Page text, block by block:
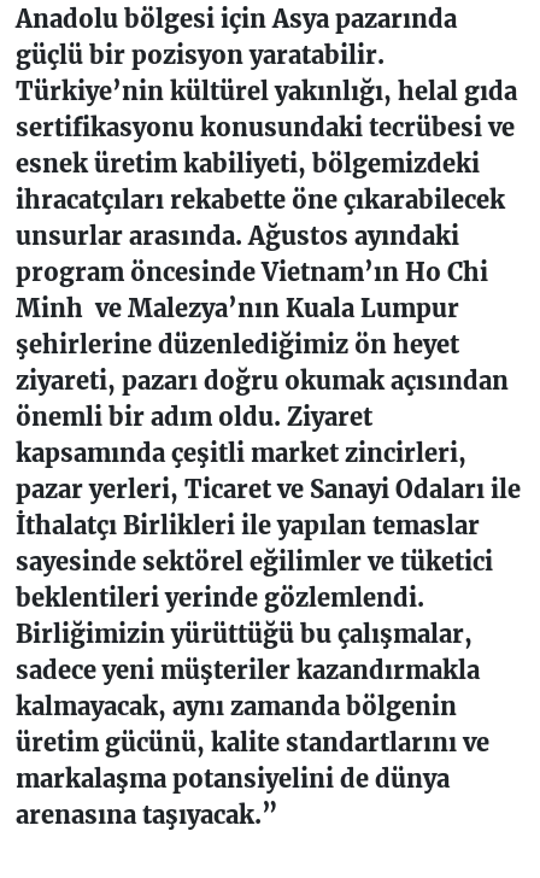
Anadolu bölgesi için Asya pazarında
güçlü bir pozisyon yaratabilir.
Türkiye’nin kültürel yakınlığı, helal gıda
sertifikasyonu konusundaki tecrübesi ve
esnek üretim kabiliyeti, bölgemizdeki
ihracatçıları rekabette öne çıkarabilecek
unsurlar arasında. Ağustos ayındaki
program öncesinde Vietnam’ın Ho Chi
Minh ve Malezya’nın Kuala Lumpur
şehirlerine düzenlediğimiz ön heyet
ziyareti, pazarı doğru okumak açısından
önemli bir adım oldu. Ziyaret
kapsamında çeşitli market zincirleri,
pazar yerleri, Ticaret ve Sanayi Odaları ile
İthalatçı Birlikleri ile yapılan temaslar
sayesinde sektörel eğilimler ve tüketici
beklentileri yerinde gözlemlendi.
Birliğimizin yürüttüğü bu çalışmalar,
sadece yeni müşteriler kazandırmakla
kalmayacak, aynı zamanda bölgenin
üretim gücünü, kalite standartlarını ve
markalaşma potansiyelini de dünya
arenasına taşıyacak.”